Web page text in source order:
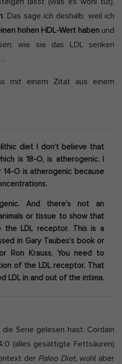
. Das sage ich deshalb, weil ich
hohen HDL-Wert haben und
wie sie das LDL senken
mit einem Zitat aus einem
diet I don’t believe that
is 18-O, is atherogenic. I
14-O is atherogenic because
. And there’s not an
or tissue to show that
the LDL receptor. This is a
in Gary Taubes’s book or
Ron Krauss. You need to
of the LDL receptor. That
LDL in and out of the intima.
Serie gelesen hast: Cordain
(alles gesättigte Fettsäuren)
derPaleo Diet, wohl aber